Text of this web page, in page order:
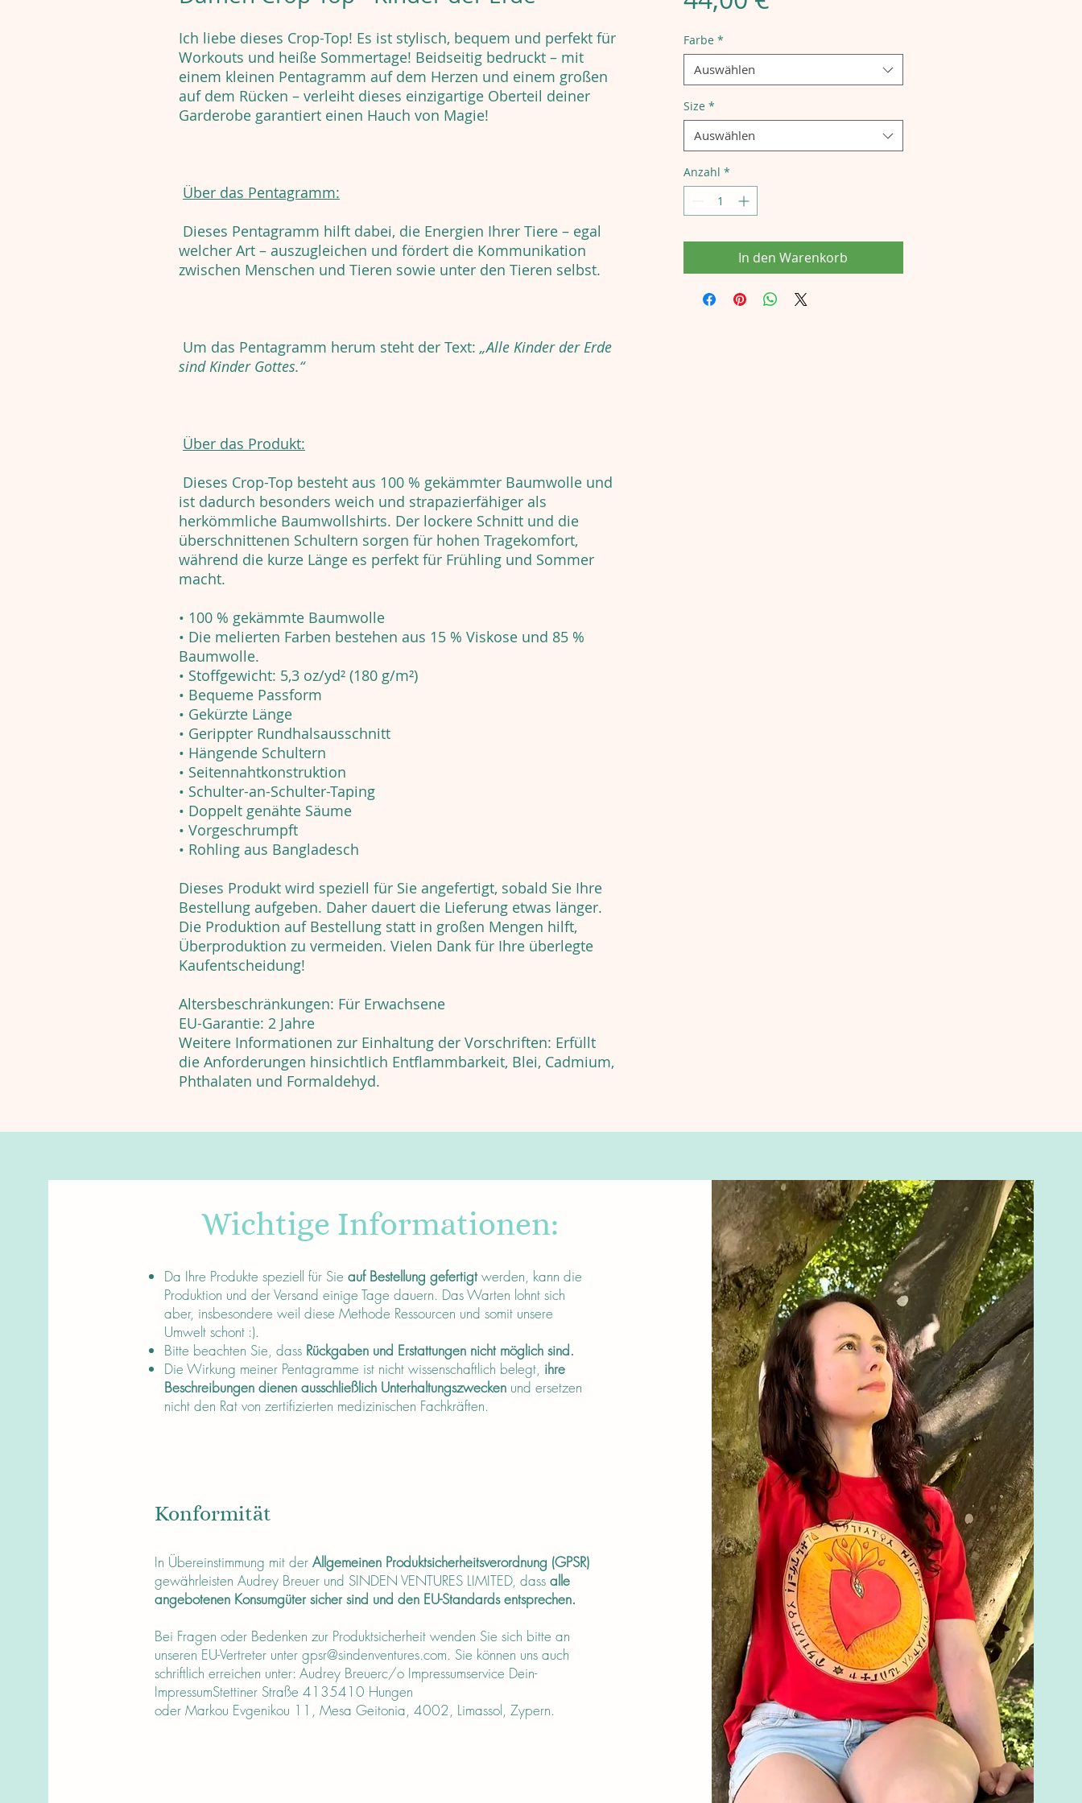
Ich liebe dieses Crop-Top! Es ist stylisch, bequem und perfekt für
Workouts und heiße Sommertage! Beidseitig bedruckt – mit
einem kleinen Pentagramm auf dem Herzen und einem großen
auf dem Rücken – verleiht dieses einzigartige Oberteil deiner
Garderobe garantiert einen Hauch von Magie!
Über das Pentagramm:
Dieses Pentagramm hilft dabei, die Energien Ihrer Tiere – egal
welcher Art – auszugleichen und fördert die Kommunikation
zwischen Menschen und Tieren sowie unter den Tieren selbst.
Um das Pentagramm herum steht der Text: „Alle Kinder der Erde
sind Kinder Gottes.“
Über das Produkt:
Dieses Crop-Top besteht aus 100 % gekämmter Baumwolle und
ist dadurch besonders weich und strapazierfähiger als
herkömmliche Baumwollshirts. Der lockere Schnitt und die
überschnittenen Schultern sorgen für hohen Tragekomfort,
während die kurze Länge es perfekt für Frühling und Sommer
macht.
• 100 % gekämmte Baumwolle
• Die melierten Farben bestehen aus 15 % Viskose und 85 %
Baumwolle.
• Stoffgewicht: 5,3 oz/yd² (180 g/m²)
• Bequeme Passform
• Gekürzte Länge
• Gerippter Rundhalsausschnitt
• Hängende Schultern
• Seitennahtkonstruktion
• Schulter-an-Schulter-Taping
• Doppelt genähte Säume
• Vorgeschrumpft
• Rohling aus Bangladesch
Dieses Produkt wird speziell für Sie angefertigt, sobald Sie Ihre
Bestellung aufgeben. Daher dauert die Lieferung etwas länger.
Die Produktion auf Bestellung statt in großen Mengen hilft,
Überproduktion zu vermeiden. Vielen Dank für Ihre überlegte
Kaufentscheidung!
Altersbeschränkungen: Für Erwachsene
EU-Garantie: 2 Jahre
Weitere Informationen zur Einhaltung der Vorschriften: Erfüllt
die Anforderungen hinsichtlich Entflammbarkeit, Blei, Cadmium,
Phthalaten und Formaldehyd.
Farbe *
Auswählen
Size *
Auswählen
Anzahl *
In den Warenkorb
Wichtige Informationen:
About
Da Ihre Produkte speziell für Sie auf Bestellung gefertigtwerden, kann die
Produktion und der Versand einige Tage dauern. Das Warten lohnt sich
aber, insbesondere weil diese Methode Ressourcen und somit unsere
Umwelt schont :).
Bitte beachten Sie, dass Rückgaben und Erstattungen nicht möglich sind.
Die Wirkung meiner Pentagramme ist nicht wissenschaftlich belegt, ihre
Beschreibungen dienen ausschließlich Unterhaltungszweckenund ersetzen
nicht den Rat von zertifizierten medizinischen Fachkräften.
Konformität
In Übereinstimmung mit der Allgemeinen Produktsicherheitsverordnung (GPSR)
gewährleisten Audrey Breuer und SINDEN VENTURES LIMITED, dass alle
angebotenen Konsumgüter sicher sind und den EU-Standards entsprechen.
Bei Fragen oder Bedenken zur Produktsicherheit wenden Sie sich bitte an
unseren EU-Vertreter unter gpsr@sindenventures.com. Sie können uns auch
schriftlich erreichen unter: Audrey Breuerc/o Impressumservice Dein-
ImpressumStettiner Straße 4135410 Hungen
oder Markou Evgenikou 11, Mesa Geitonia, 4002, Limassol, Zypern.